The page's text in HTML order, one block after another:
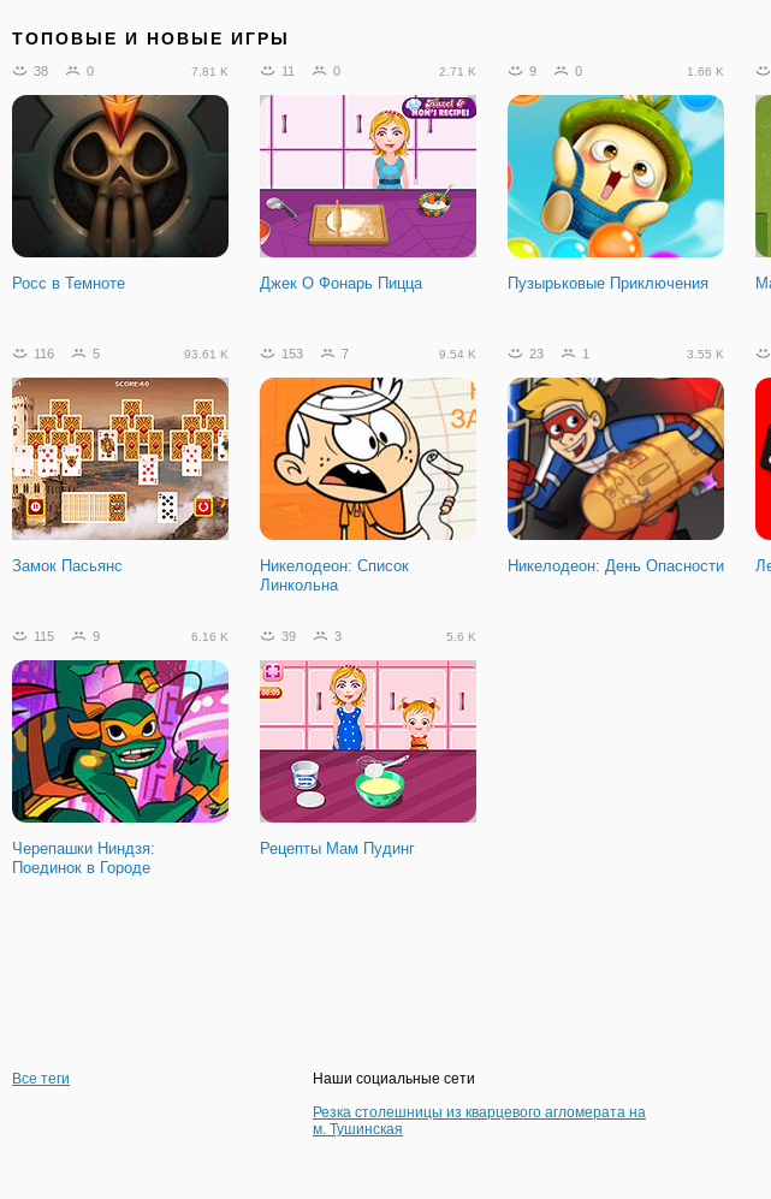
ТОПОВЫЕ И НОВЫЕ ИГРЫ
38 0 7.81 K
Росс в Темноте
11 0 2.71 K
Джек O Фонарь Пицца
9 0 1.66 K
Пузырьковые Приключения
116 5 93.61 K
Замок Пасьянс
153 7 9.54 K
Никелодеон: Список
Линкольна
23 1 3.55 K
Никелодеон: День Опасности
115 9 6.16 K
Черепашки Ниндзя:
Поединок в Городе
39 3 5.6 K
Рецепты Мам Пудинг
Все теги
Наши социальные сети
Резка столешницы из кварцевого агломерата на
м. Тушинская